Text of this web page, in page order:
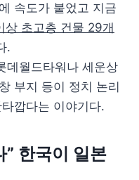
속도가 붙었고 지금
상 초고층 건물 29개
.
데월드타워나 세운상
부지 등이 정치 논리
깝다는 이야기다.
한국이 일본